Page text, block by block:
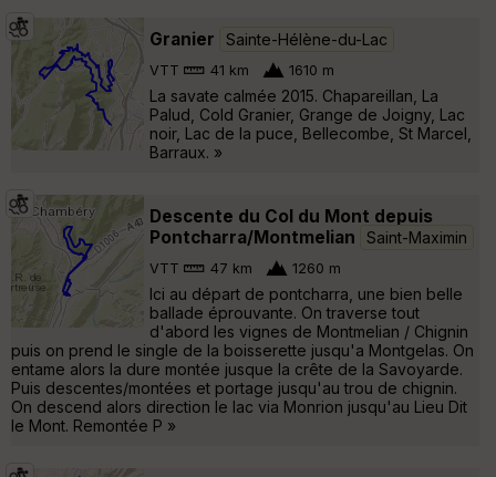
Granier Sainte-Hélène-du-Lac
VTT 41 km 1610 m
La savate calmée 2015. Chapareillan, La
Palud, Cold Granier, Grange de Joigny, Lac
noir, Lac de la puce, Bellecombe, St Marcel,
Barraux. »
Descente du Col du Mont depuis
Pontcharra/Montmelian
Saint-Maximin
VTT 47 km 1260 m
Ici au départ de pontcharra, une bien belle
ballade éprouvante. On traverse tout
d'abord les vignes de Montmelian / Chignin
puis on prend le single de la boisserette jusqu'a Montgelas. On
entame alors la dure montée jusque la crête de la Savoyarde.
Puis descentes/montées et portage jusqu'au trou de chignin.
On descend alors direction le lac via Monrion jusqu'au Lieu Dit
le Mont. Remontée P »